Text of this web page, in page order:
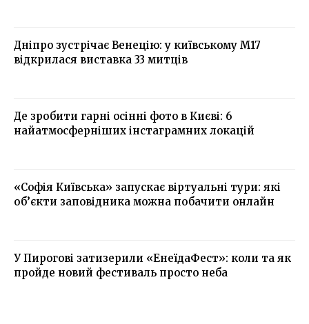
Дніпро зустрічає Венецію: у київському М17
відкрилася виставка 33 митців
Де зробити гарні осінні фото в Києві: 6
найатмосферніших інстаграмних локацій
«Софія Київська» запускає віртуальні тури: які
об’єкти заповідника можна побачити онлайн
У Пирогові затизерили «ЕнеїдаФест»: коли та як
пройде новий фестиваль просто неба